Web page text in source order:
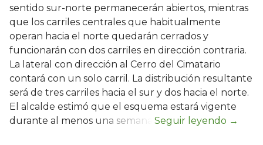
sentido sur-norte permanecerán abiertos, mientras
que los carriles centrales que habitualmente
operan hacia el norte quedarán cerrados y
funcionarán con dos carriles en dirección contraria.
La lateral con dirección al Cerro del Cimatario
contará con un solo carril. La distribución resultante
será de tres carriles hacia el sur y dos hacia el norte.
El alcalde estimó que el esquema estará vigente
durante al menos una semana.